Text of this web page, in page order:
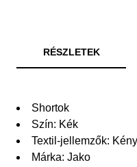
RÉSZLETEK
Shortok
Szín: Kék
Textil-jellemzők:
Márka: Jako